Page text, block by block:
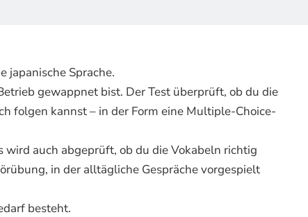
japanische Sprache.
gewappnet bist. Der Test überprüft, ob du die
folgen kannst – in der Form eine Multiple-Choice-
wird auch abgeprüft, ob du die Vokabeln richtig
in der alltägliche Gespräche vorgespielt
besteht.